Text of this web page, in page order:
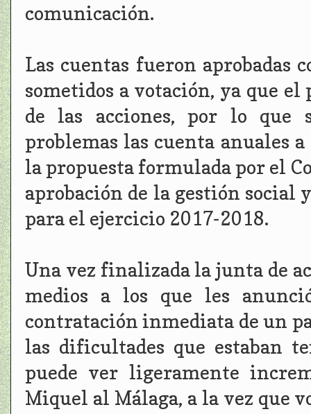
comunicación.
Las cuentas fueron aprobadas
sometidos a votación, ya que
de las acciones, por lo que
problemas las cuenta anuales
la propuesta formulada por el
aprobación de la gestión social
para el ejercicio 2017-2018.
Una vez finalizada la junta de
medios a los que les
contratación inmediata de un
las dificultades que estaban
puede ver ligeramente
Miquel al Málaga, a la vez que